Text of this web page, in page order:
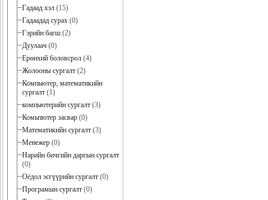
Гадаад хэл (15)
Гадаадад сурах (0)
Гэрийн багш (2)
Дуулаач (0)
Ерөнхий боловсрол (4)
Жолооны сургалт (2)
Компьютер, математикийн
сургалт (1)
компьютерийн сургалт (3)
Комьпютер засвар (0)
Математикийн сургалт (3)
Менежер (0)
Нарийн бичгийн даргын сургалт
(0)
Оёдол эсгүүрийн сургалт (0)
Програмын сургалт (0)